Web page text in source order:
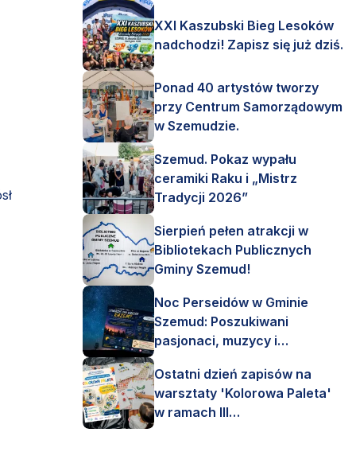
XXI Kaszubski Bieg Lesoków
nadchodzi! Zapisz się już dziś.
Ponad 40 artystów tworzy
przy Centrum Samorządowym
w Szemudzie.
Szemud. Pokaz wypału
ceramiki Raku i „Mistrz
Tradycji 2026”
Sierpień pełen atrakcji w
Bibliotekach Publicznych
Gminy Szemud!
Noc Perseidów w Gminie
Szemud: Poszukiwani
pasjonaci, muzycy i
Ostatni dzień zapisów na
warsztaty 'Kolorowa Paleta'
w ramach III